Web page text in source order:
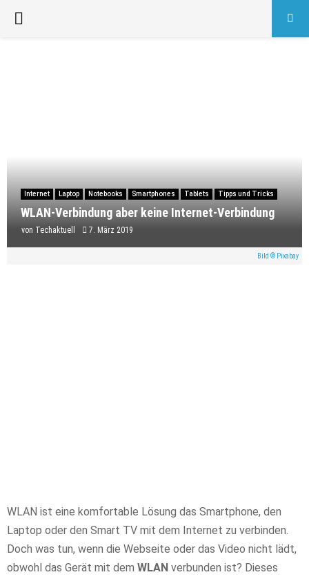
PRIMARY
Internet Laptop Notebooks Smartphones Tablets Tipps und Tricks
WLAN-Verbindung aber keine Internet-Verbindung
von Techaktuell 7. März 2019
Bild © Pixabay
WLAN ist eine komfortable Lösung das Smartphone, den
Laptop oder den Smart TV mit dem Internet zu verbinden.
Doch was tun, wenn die Webseite oder das Video nicht lädt,
obwohl das Gerät mit dem WLAN verbunden ist? Dieses